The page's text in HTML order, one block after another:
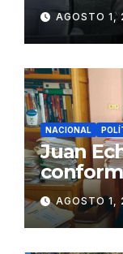
de Agua
Juliaca
AGOSTO 1,
NACIONAL
Juan
Fujimori
AGOSTO 1,